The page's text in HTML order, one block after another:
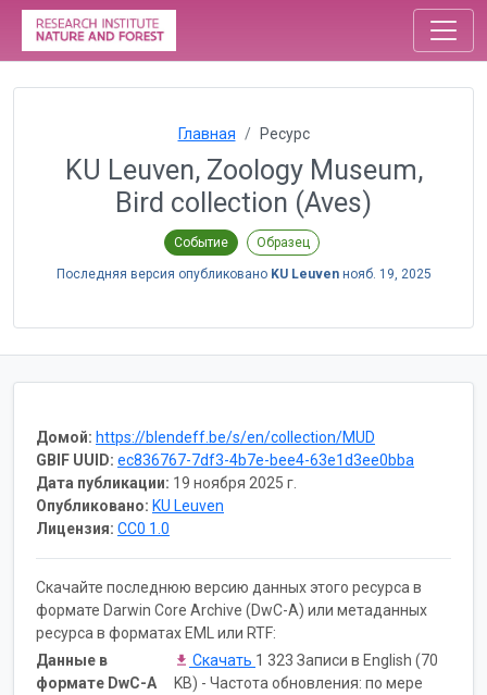
Главная Ресурс
KU Leuven, Zoology Museum,
Bird collection (Aves)
Событие Образец
Последняя версия опубликовано KU Leuven нояб. 19, 2025
Домой: https://blendeff.be/s/en/collection/MUD
GBIF UUID: ec836767-7df3-4b7e-bee4-63e1d3ee0bba
Дата публикации: 19 ноября 2025 г.
Опубликовано: KU Leuven
Лицензия: CC0 1.0
Скачайте последнюю версию данных этого ресурса в
формате Darwin Core Archive (DwC-A) или метаданных
ресурса в форматах EML или RTF:
Данные в
формате DwC-A
Скачать 1 323 Записи в English (70
KB) - Частота обновления: по мере